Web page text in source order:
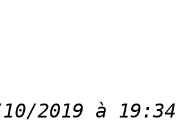
2019 à